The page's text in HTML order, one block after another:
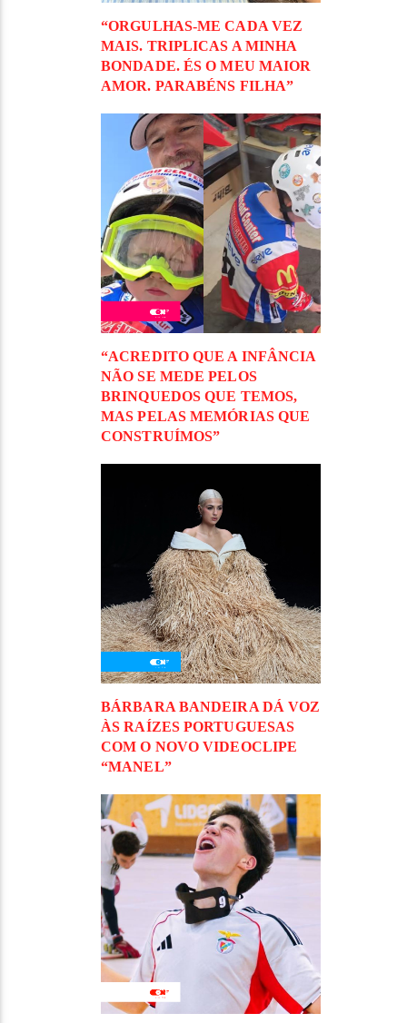
“ORGULHAS-ME CADA VEZ
MAIS. TRIPLICAS A MINHA
BONDADE. ÉS O MEU MAIOR
AMOR. PARABÉNS FILHA”
“ACREDITO QUE A INFÂNCIA
NÃO SE MEDE PELOS
BRINQUEDOS QUE TEMOS,
MAS PELAS MEMÓRIAS QUE
CONSTRUÍMOS”
BÁRBARA BANDEIRA DÁ VOZ
ÀS RAÍZES PORTUGUESAS
COM O NOVO VIDEOCLIPE
“MANEL”